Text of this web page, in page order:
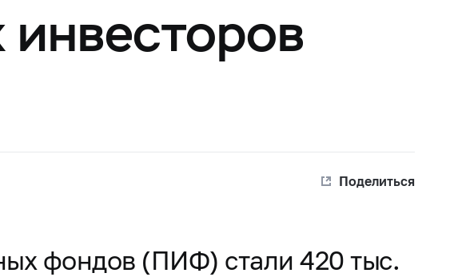
Поделиться
фондов (ПИФ) стали 420 тыс.